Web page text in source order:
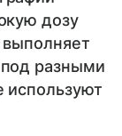
дозу
выполняет
разными
используют